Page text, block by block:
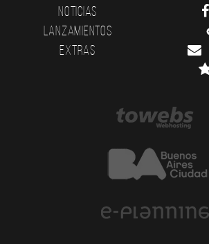
Noticias
Lanzamientos
Extras